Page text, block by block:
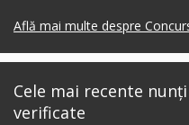
Află mai multe despre
Cele mai recente
verificate